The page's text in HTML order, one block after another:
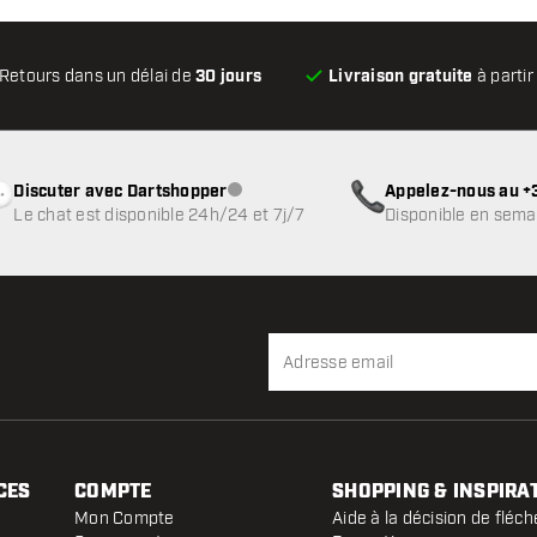
Retours dans un délai de30 jours Livraison gratuite à partir
Discuter avec DartshopperService client indisponible
Le chat est disponible 24h/24 et 7j/7
Appelez-nous au
Disponible en
COMPTE
Mon Compte
SHOPPING &
Aide à la décision de